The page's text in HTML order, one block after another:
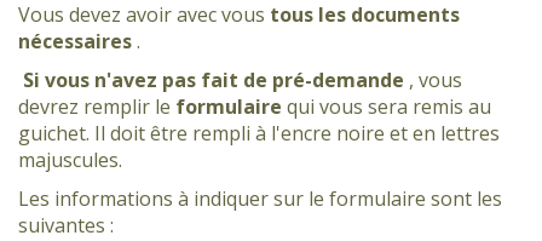
Vous devez avoir avec vous tous les documents
nécessaires.
Si vous n'avez pas fait de pré-demande , vous
devrez remplir le formulaire qui vous sera remis au
guichet. Il doit être rempli à l'encre noire et en lettres
majuscules.
Les informations à indiquer sur le formulaire sont les
suivantes :